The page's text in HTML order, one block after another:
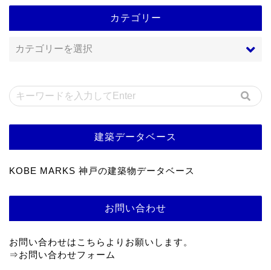
カテゴリー
建築データベース
KOBE MARKS 神戸の建築物データベース
お問い合わせ
お問い合わせはこちらよりお願いします。
⇒お問い合わせフォーム